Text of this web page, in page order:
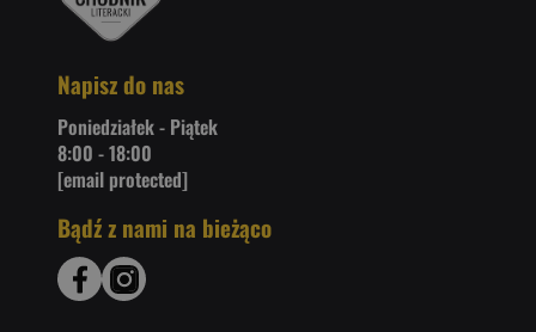
Napisz do nas
Poniedziałek - Piątek
8:00 - 18:00
[email protected]
Bądź z nami na bieżąco